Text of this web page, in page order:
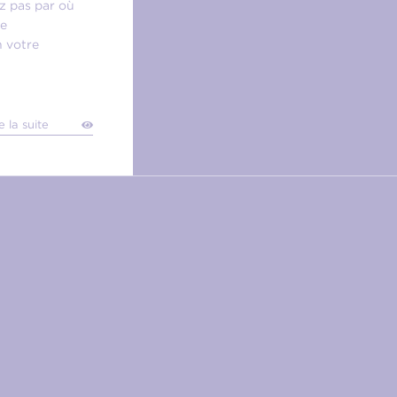
pas par où
votre
la suite